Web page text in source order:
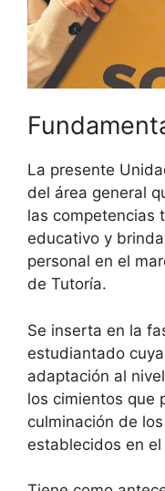
La presente
del área general
las competencias
educativo y
personal en el
de Tutoría.
Se inserta en la
estudiantado
adaptación al
los cimientos que
culminación de
establecidos en